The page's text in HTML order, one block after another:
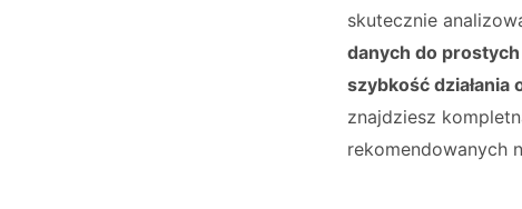
skutecznie
danych do
szybkość
znajdziesz
rekomendowanych